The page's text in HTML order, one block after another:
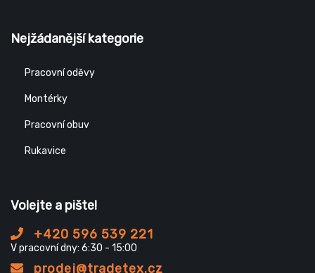
Nejžádanější kategorie
Pracovní oděvy
Montérky
Pracovní obuv
Rukavice
Volejte a pište!
+420 596 539 221
V pracovní dny: 6:30 - 15:00
prodej@tradetex.cz